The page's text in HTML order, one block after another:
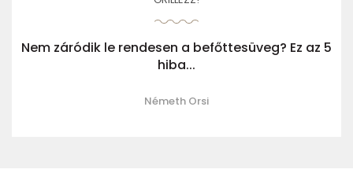
Nem záródik le rendesen a befőttesüveg? Ez az 5
hiba...
Németh Orsi